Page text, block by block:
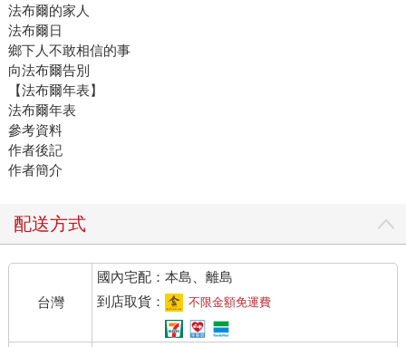
法布爾的家人
法布爾日
鄉下人不敢相信的事
向法布爾告別
【法布爾年表】
法布爾年表
參考資料
作者後記
作者簡介
配送方式
台灣
國內宅配：本島、離島
到店取貨：
不限金額免運費